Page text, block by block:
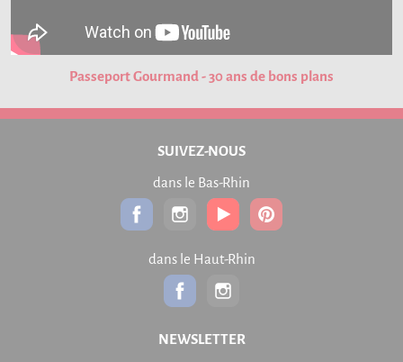
Passeport Gourmand - 30 ans de bons plans
SUIVEZ-NOUS
dans le Bas-Rhin
dans le Haut-Rhin
NEWSLETTER